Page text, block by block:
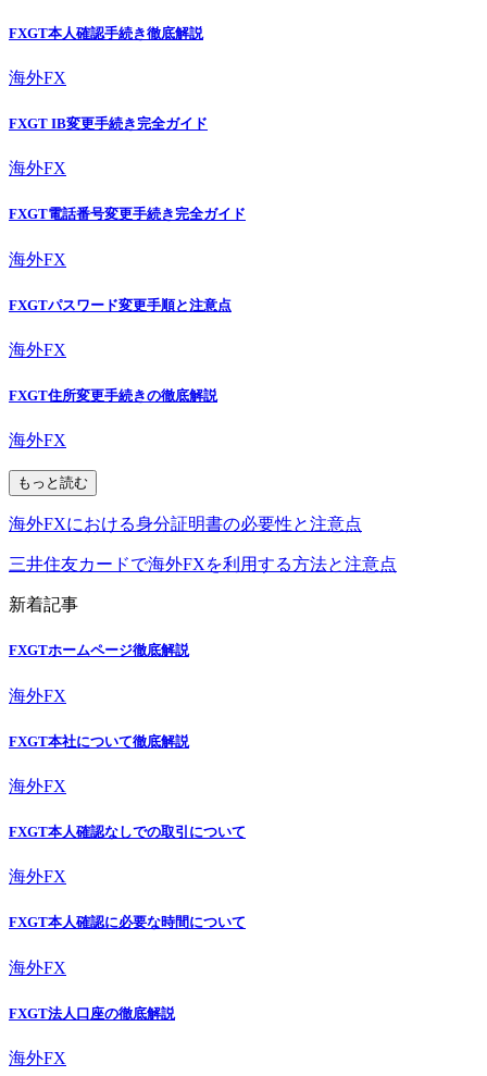
FXGT本人確認手続き徹底解説
海外FX
FXGT IB変更手続き完全ガイド
海外FX
FXGT電話番号変更手続き完全ガイド
海外FX
FXGTパスワード変更手順と注意点
海外FX
FXGT住所変更手続きの徹底解説
海外FX
もっと読む
海外FXにおける身分証明書の必要性と注意点
三井住友カードで海外FXを利用する方法と注意点
新着記事
FXGTホームページ徹底解説
海外FX
FXGT本社について徹底解説
海外FX
FXGT本人確認なしでの取引について
海外FX
FXGT本人確認に必要な時間について
海外FX
FXGT法人口座の徹底解説
海外FX